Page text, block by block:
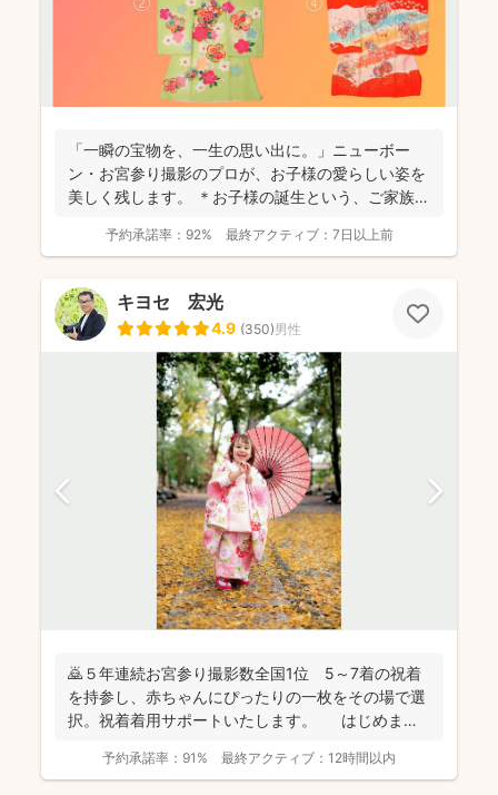
「一瞬の宝物を、一生の思い出に。」ニューボー
ン・お宮参り撮影のプロが、お子様の愛らしい姿を
美しく残します。 ＊お子様の誕生という、ご家族に
予約承諾率： 92% 最終アクティブ： 7日以上前
キヨセ 宏光
4.9 (350)男性
🙇５年連続お宮参り撮影数全国1位 5～7着の祝着
を持参し、赤ちゃんにぴったりの一枚をその場で選
択。祝着着用サポートいたします。 はじめまし
予約承諾率： 91% 最終アクティブ： 12時間以内